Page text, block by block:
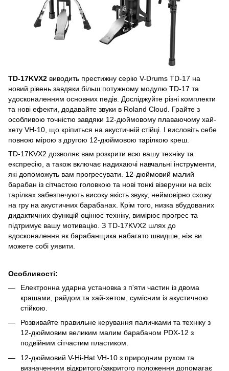
TD-17KVX2 виводить престижну серію V-Drums TD-17 на
новий рівень завдяки більш потужному модулю TD-17 та
удосконаленням основних педів. Досліджуйте різні комплекти
та нові ефекти, додавайте звуки в Roland Cloud. Грайте з
особливою точністю завдяки 12-дюймовому плаваючому хай-
хету VH-10, що кріпиться на акустичній стійці. І висловіть себе
повною мірою з другою 12-дюймовою тарілкою креш.
TD-17KVX2 дозволяє вам розкрити всю вашу техніку та
експресію, а також включає надихаючі навчальні інструменти,
які допоможуть вам прогресувати. 12-дюймовий малий
барабан із сітчастою головкою та нові тонкі візерунки на всіх
тарілках забезпечують високу якість звуку, неймовірно схожу
на гру на акустичних барабанах. Крім того, низка вбудованих
дидактичних функцій оцінює техніку, вимірює прогрес та
підтримує вашу мотивацію. З TD-17KVX2 шлях до
вдосконалення як барабанщика набагато швидше, ніж ви
можете собі уявити.
Особливості:
Електронна ударна установка з п'яти частин із двома
крашами, райдом та хай-хетом, сумісним із акустичною
стійкою.
Розвивайте правильне керування паличками та техніку з
12-дюймовим великим малим барабаном PDX-12 з
подвійним сітчастим пластиком.
12-дюймовий V-Hi-Hat VH-10 з природним рухом та
визначенням відкритого/закритого положення допомагає